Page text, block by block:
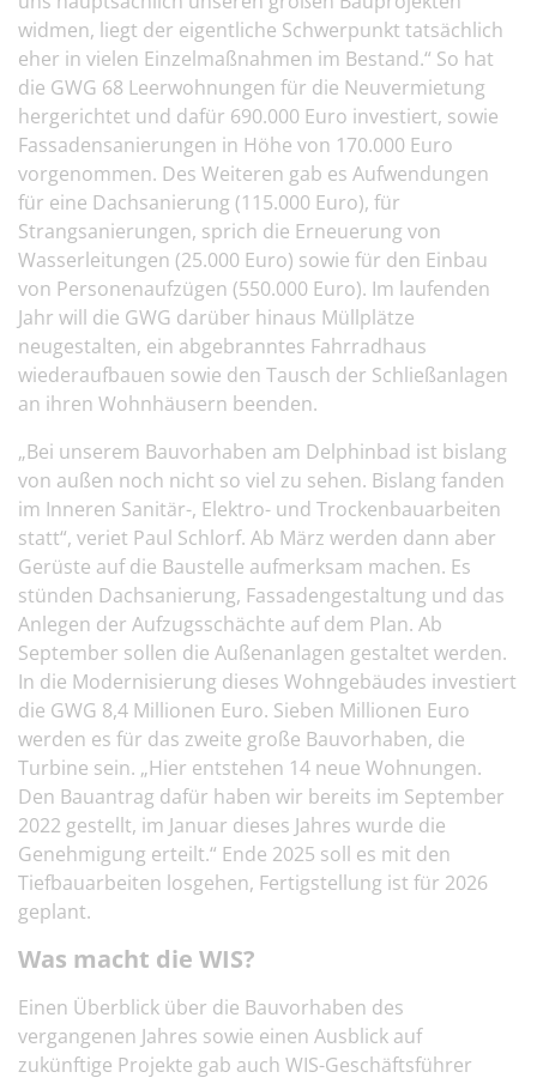
widmen, liegt der eigentliche Schwerpunkt tatsächlich
eher in vielen Einzelmaßnahmen im Bestand.“ So hat
die GWG 68 Leerwohnungen für die Neuvermietung
hergerichtet und dafür 690.000 Euro investiert, sowie
Fassadensanierungen in Höhe von 170.000 Euro
vorgenommen. Des Weiteren gab es Aufwendungen
für eine Dachsanierung (115.000 Euro), für
Strangsanierungen, sprich die Erneuerung von
Wasserleitungen (25.000 Euro) sowie für den Einbau
von Personenaufzügen (550.000 Euro). Im laufenden
Jahr will die GWG darüber hinaus Müllplätze
neugestalten, ein abgebranntes Fahrradhaus
wiederaufbauen sowie den Tausch der Schließanlagen
an ihren Wohnhäusern beenden.
„Bei unserem Bauvorhaben am Delphinbad ist bislang
von außen noch nicht so viel zu sehen. Bislang fanden
im Inneren Sanitär-, Elektro- und Trockenbauarbeiten
statt“, veriet Paul Schlorf. Ab März werden dann aber
Gerüste auf die Baustelle aufmerksam machen. Es
stünden Dachsanierung, Fassadengestaltung und das
Anlegen der Aufzugsschächte auf dem Plan. Ab
September sollen die Außenanlagen gestaltet werden.
In die Modernisierung dieses Wohngebäudes investiert
die GWG 8,4 Millionen Euro. Sieben Millionen Euro
werden es für das zweite große Bauvorhaben, die
Turbine sein. „Hier entstehen 14 neue Wohnungen.
Den Bauantrag dafür haben wir bereits im September
2022 gestellt, im Januar dieses Jahres wurde die
Genehmigung erteilt.“ Ende 2025 soll es mit den
Tiefbauarbeiten losgehen, Fertigstellung ist für 2026
geplant.
Was macht die WIS?
Einen Überblick über die Bauvorhaben des
vergangenen Jahres sowie einen Ausblick auf
zukünftige Projekte gab auch WIS-Geschäftsführer